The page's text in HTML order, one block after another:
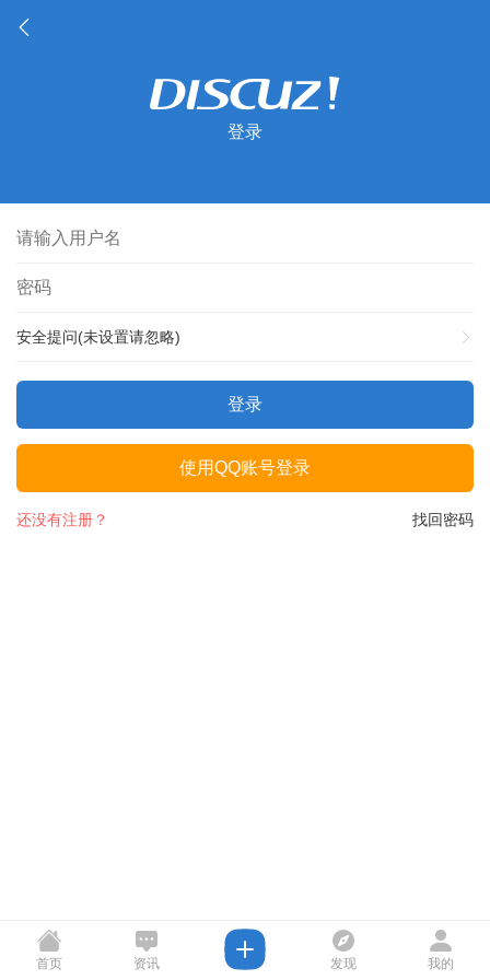
登录
安全提问(未设置请忽略)
登录
使用QQ账号登录
找回密码
还没有注册？
首页 资讯 发现 我的